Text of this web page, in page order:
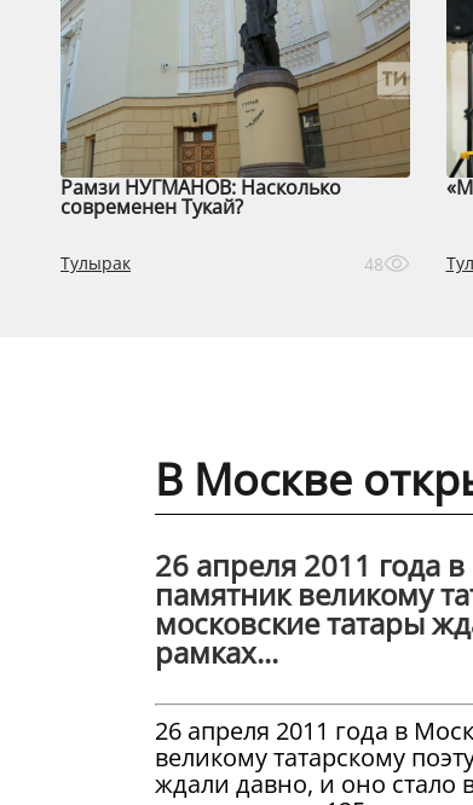
Рамзи НУГМАНОВ: Насколько
современен Тукай?
Тулырак 48
В Москве
26 апреля 2011 года
памятник великому
московские татары
рамках...
26 апреля 2011 года в
великому татарскому
ждали давно, и оно стало